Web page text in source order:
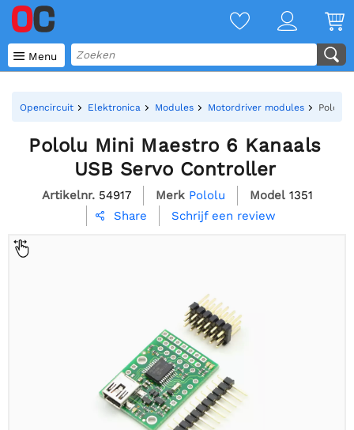
 Menu
Opencircuit Elektronica Modules Motordriver modules Pololu
Pololu Mini Maestro 6 Kanaals
USB Servo Controller
Artikelnr. 54917 Merk Pololu Model 1351
 Share Schrijf een review